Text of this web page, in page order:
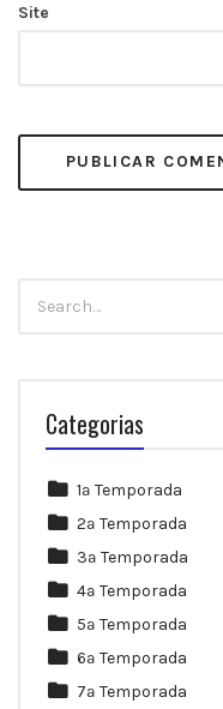
Site
for:
Categorias
1ª Temporada
2ª Temporada
3ª Temporada
4ª Temporada
5ª Temporada
6ª Temporada
7ª Temporada